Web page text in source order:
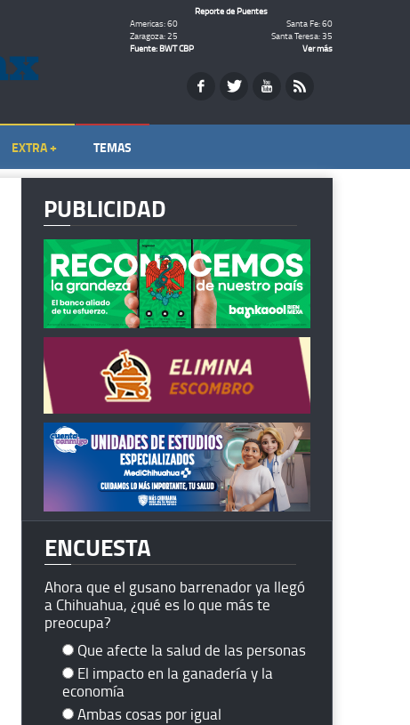
Reporte de Puentes
Americas: 60
Santa Fe: 60
Zaragoza: 25
Santa Teresa: 35
Fuente: BWT CBP
Ver más
EXTRA + TEMAS
PUBLICIDAD
ENCUESTA
Ahora que el gusano barrenador ya llegó
a Chihuahua, ¿qué es lo que más te
preocupa?
Que afecte la salud de las personas
El impacto en la ganadería y la
economía
Ambas cosas por igual